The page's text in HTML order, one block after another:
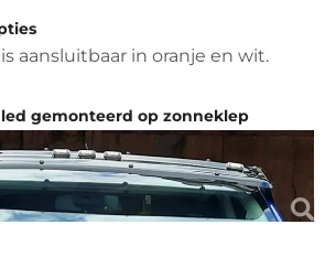
aansluitbaar in oranje en wit.
led gemonteerd op zonneklep